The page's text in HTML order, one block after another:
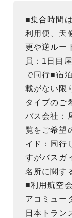
■集合時間
利用便、天
更や逆ルー
員：1日目
で同行■宿
載がない限
タイプのご
バス会社：
覧をご希望
イド：同行
すがバスガ
名所に関す
■利用航空
アコミュー
日本トラン